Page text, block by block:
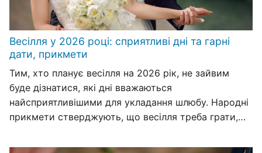
Весілля у 2026 році: сприятливі дні та гарні
дати, прикмети
Тим, хто планує весілля на 2026 рік, не зайвим
буде дізнатися, які дні вважаються
найсприятливішими для укладання шлюбу. Народні
прикмети стверджують, що весілля треба грати,…